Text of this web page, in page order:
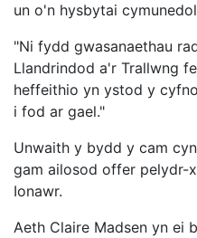
un o'n hysbytai
"Ni fydd gwasanaethau
Llandrindod a'r Trallwng
heffeithio yn ystod y
i fod ar gael."
Unwaith y bydd y cam
gam ailosod offer pelydr-
Ionawr.
Aeth Claire Madsen yn ei